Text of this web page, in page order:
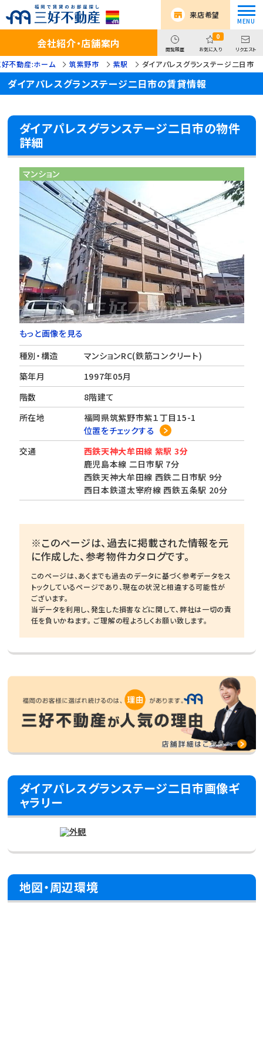
来店希望
会社紹介・店舗案内 閲覧履歴
0
お気に入り リクエスト
不動産:ホーム 筑紫野市 紫駅 ダイアパレスグランステージ二日市
ダイアパレスグランステージ二日市の賃貸情報
ダイアパレスグランステージ二日市の物件
詳細
マンション
もっと画像を見る
種別・構造
マンションRC(鉄筋コンクリート)
築年月
1997年05月
階数
8階建て
所在地
福岡県筑紫野市紫１丁目15-1
位置をチェックする
交通
西鉄天神大牟田線 紫駅 3分
鹿児島本線 二日市駅 7分
西鉄天神大牟田線 西鉄二日市駅 9分
西日本鉄道太宰府線 西鉄五条駅 20分
※このページは、過去に掲載された情報を元
に作成した、参考物件カタログです。
このページは、あくまでも過去のデータに基づく参考データをス
トックしているページであり、現在の状況と相違する可能性が
ございます。
当データを利用し、発生した損害などに関して、弊社は一切の責
任を負いかねます。 ご理解の程よろしくお願い致します。
ダイアパレスグランステージ二日市画像ギ
ャラリー
地図・周辺環境